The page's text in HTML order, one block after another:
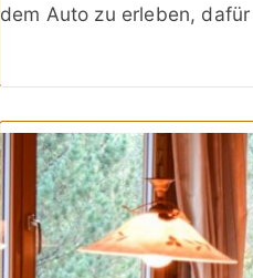
dem Auto zu erleben,